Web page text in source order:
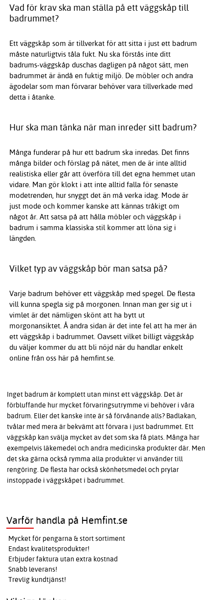
Vad för krav ska man ställa på ett väggskåp till
badrummet?
Ett väggskåp som är tillverkat för att sitta i just ett badrum
måste naturligtvis tåla fukt. Nu ska förstås inte ditt
badrums-väggskåp duschas dagligen på något sätt, men
badrummet är ändå en fuktig miljö. De möbler och andra
ägodelar som man förvarar behöver vara tillverkade med
detta i åtanke.
Hur ska man tänka när man inreder sitt badrum?
Många funderar på hur ett badrum ska inredas. Det finns
många bilder och förslag på nätet, men de är inte alltid
realistiska eller går att överföra till det egna hemmet utan
vidare. Man gör klokt i att inte alltid falla för senaste
modetrenden, hur snyggt det än må verka idag. Mode är
just mode och kommer kanske att kännas tråkigt om
något år. Att satsa på att hålla möbler och väggskåp i
badrum i samma klassiska stil kommer att löna sig i
längden.
Vilket typ av väggskåp bör man satsa på?
Varje badrum behöver ett väggskåp med spegel. De flesta
vill kunna spegla sig på morgonen. Innan man ger sig ut i
vimlet är det nämligen skönt att ha bytt ut
morgonansiktet. Å andra sidan är det inte fel att ha mer än
ett väggskåp i badrummet. Oavsett vilket billigt väggskåp
du väljer kommer du att bli nöjd när du handlar enkelt
online från oss här på hemfint.se.
Inget badrum är komplett utan minst ett väggskåp. Det är
förbluffande hur mycket förvaringsutrymme vi behöver i våra
badrum. Eller det kanske inte är så förvånande alls? Badlakan,
tvålar med mera är bekvämt att förvara i just badrummet. Ett
väggskåp kan svälja mycket av det som ska få plats. Många har
exempelvis läkemedel och andra medicinska produkter där. Men
det ska gärna också rymma alla produkter vi använder till
rengöring. De flesta har också skönhetsmedel och prylar
instoppade i väggskåpet i badrummet.
Varför handla på Hemfint.se
Mycket för pengarna & stort sortiment
Endast kvalitetsprodukter!
Erbjuder faktura utan extra kostnad
Snabb leverans!
Trevlig kundtjänst!